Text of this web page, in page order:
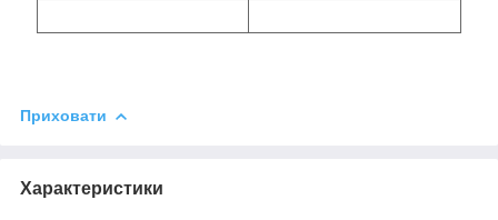
Приховати
Характеристики